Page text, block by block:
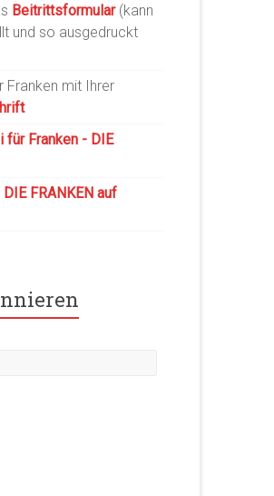
Beitrittsformular(kann
und so ausgedruckt
Franken mit Ihrer
für Franken - DIE
FRANKEN auf